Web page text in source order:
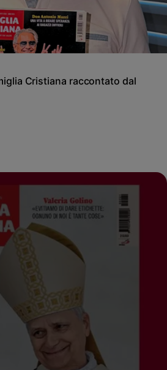
Cristiana raccontato dal